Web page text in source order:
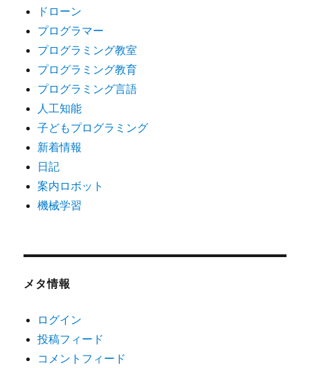
ドローン
プログラマー
プログラミング教室
プログラミング教育
プログラミング言語
人工知能
子どもプログラミング
新着情報
日記
案内ロボット
機械学習
メタ情報
ログイン
投稿フィード
コメントフィード